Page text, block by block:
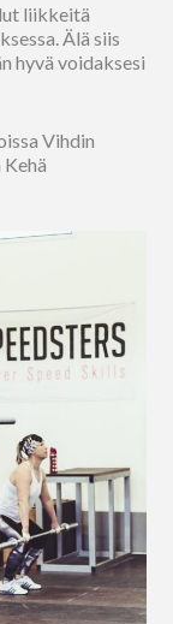
liikkeitä
Älä siis
hyvä voidaksesi
Vihdin